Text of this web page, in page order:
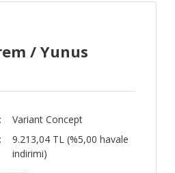
/ Yunus
Variant Concept
9.213,04 TL (%5,00 havale
indirimi)